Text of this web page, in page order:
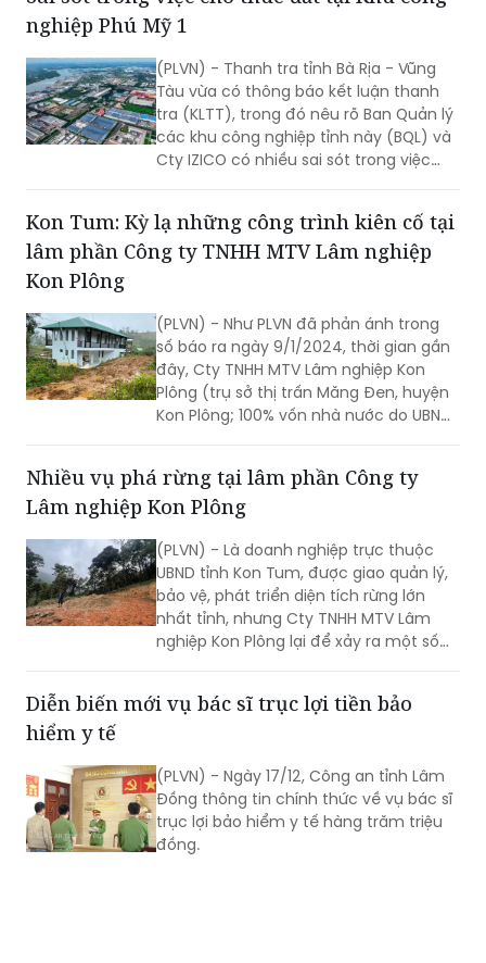
(PLVN) - Thanh tra tỉnh Bà Rịa - Vũng
Tàu vừa có thông báo kết luận thanh
tra (KLTT), trong đó nêu rõ Ban Quản lý
các khu công nghiệp tỉnh này (BQL) và
Cty IZICO có nhiều sai sót trong việc
cho thuê lại khu đất 21ha trong Khu
công nghiệp (KCN) Phú Mỹ 1.
Kon Tum: Kỳ lạ những công trình kiên cố tại
Kon Plông
(PLVN) - Như PLVN đã phản ánh trong
đây, Cty TNHH MTV Lâm nghiệp Kon
Plông (trụ sở thị trấn Măng Đen, huyện
Kon Plông; 100% vốn nhà nước do UBND
tỉnh Kon Tum làm đại diện chủ sở hữu)
đã để xảy ra một số vụ phá rừng trên
lâm phần của Cty; như tại tiểu khu 388,
Nhiều vụ phá rừng tại lâm phần Công ty
(PLVN) - Là doanh nghiệp trực thuộc
UBND tỉnh Kon Tum, được giao quản lý,
bảo vệ, phát triển diện tích rừng lớn
nhất tỉnh, nhưng Cty TNHH MTV Lâm
nghiệp Kon Plông lại để xảy ra một số
vụ phá rừng trên lâm phần mình quản
lý.
Diễn biến mới vụ bác sĩ trục lợi tiền bảo
(PLVN) - Ngày 17/12, Công an tỉnh Lâm
trục lợi bảo hiểm y tế hàng trăm triệu
đồng.